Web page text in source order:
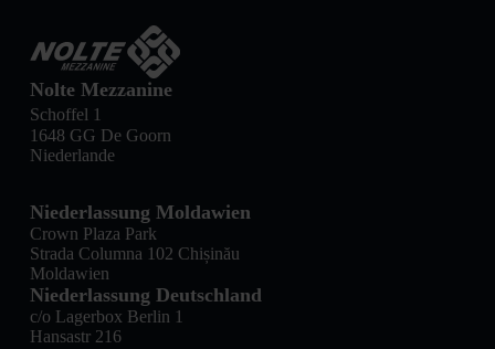
Nolte Mezzanine
Schoffel 1
1648 GG De Goorn
Niederlande
Niederlassung Moldawien
Crown Plaza Park
Strada Columna 102 Chișinău
Moldawien
Niederlassung Deutschland
c/o Lagerbox Berlin 1
Hansastr 216